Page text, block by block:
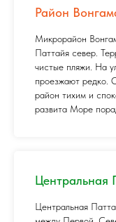
Район
Микрорайон
Паттайя север.
чистые пляжи. На
проезжают редко.
район тихим и
развита Море
Центральная
Центральная